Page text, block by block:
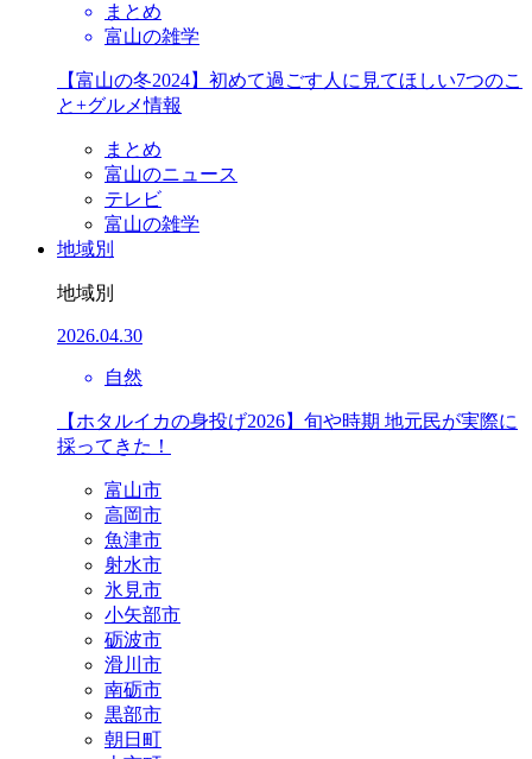
まとめ
富山の雑学
【富山の冬2024】初めて過ごす人に見てほしい7つのこ
と+グルメ情報
まとめ
富山のニュース
テレビ
富山の雑学
地域別
地域別
2026.04.30
自然
【ホタルイカの身投げ2026】旬や時期 地元民が実際に
採ってきた！
富山市
高岡市
魚津市
射水市
氷見市
小矢部市
砺波市
滑川市
南砺市
黒部市
朝日町